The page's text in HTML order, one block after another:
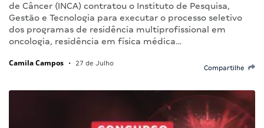
de Câncer (INCA) contratou o Instituto de Pesquisa,
Gestão e Tecnologia para executar o processo seletivo
dos programas de residência multiprofissional em
oncologia, residência em física médica…
Camila Campos • 27 de Julho
Compartilhe